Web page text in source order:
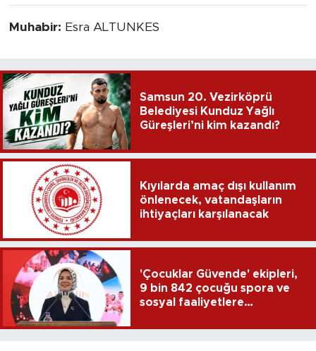
Muhabir: Esra ALTUNKES
Samsun 20. Vezirköprü
Belediyesi Kunduz Yağlı
Güreşleri’ni kim kazandı?
Kıyılarda amaç dışı kullanım
önlenecek, vatandaşların
ihtiyaçları karşılanacak
'Çocuklar Güvende' ekipleri,
9 bin 842 çocuğu spora ve
sosyal faaliyetlere